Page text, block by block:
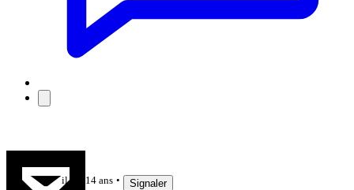
il y a 14 ans Signaler